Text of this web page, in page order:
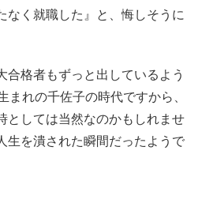
なく就職した』と、悔しそうに
格者もずっと出しているよう
まれの千佐子の時代ですから、
としては当然なのかもしれませ
生を潰された瞬間だったようで